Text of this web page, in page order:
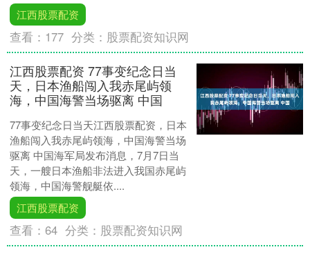
江西股票配资
查看： 177 分类： 股票配资知识网
江西股票配资 77事变纪念日当
天，日本渔船闯入我赤尾屿领
海，中国海警当场驱离 中国
77事变纪念日当天江西股票配资，日本
渔船闯入我赤尾屿领海，中国海警当场
驱离 中国海军局发布消息，7月7日当
天，一艘日本渔船非法进入我国赤尾屿
领海，中国海警舰艇依....
江西股票配资
查看：64 分类： 股票配资知识网